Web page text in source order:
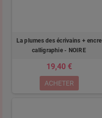
La plumes des écrivains + encre
calligraphie - NOIRE
19,40 €
ACHETER